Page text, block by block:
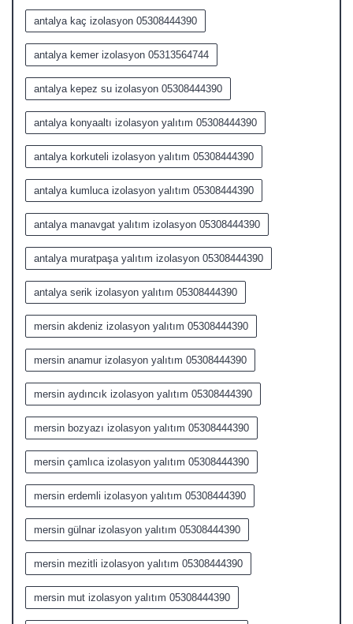
antalya kaç izolasyon 05308444390
antalya kemer izolasyon 05313564744
antalya kepez su izolasyon 05308444390
antalya konyaaltı izolasyon yalıtım 05308444390
antalya korkuteli izolasyon yalıtım 05308444390
antalya kumluca izolasyon yalıtım 05308444390
antalya manavgat yalıtım izolasyon 05308444390
antalya muratpaşa yalıtım izolasyon 05308444390
antalya serik izolasyon yalıtım 05308444390
mersin akdeniz izolasyon yalıtım 05308444390
mersin anamur izolasyon yalıtım 05308444390
mersin aydıncık izolasyon yalıtım 05308444390
mersin bozyazı izolasyon yalıtım 05308444390
mersin çamlıca izolasyon yalıtım 05308444390
mersin erdemli izolasyon yalıtım 05308444390
mersin gülnar izolasyon yalıtım 05308444390
mersin mezitli izolasyon yalıtım 05308444390
mersin mut izolasyon yalıtım 05308444390